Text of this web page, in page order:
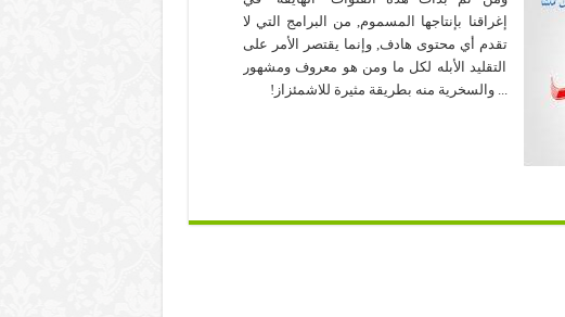
إغراقنا بإنتاجها المسموم, من البرامج التي لا
تقدم أي محتوى هادف, وإنما يقتصر الأمر على
التقليد الأبله لكل ما ومن هو معروف ومشهور
... والسخرية منه بطريقة مثيرة للاشمئزاز!